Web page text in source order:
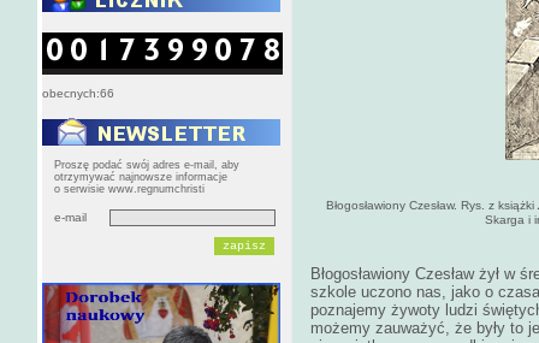
obecnych:66
Proszę podać swój adres e-mail, aby
otrzymywać najnowsze informacje
o serwisie www.regnumchristi
e-mail
Błogosławiony Czesław. Rys. z książki
Skarga i
Błogosławiony Czesław żył w
szkole uczono nas, jako o
poznajemy żywoty ludzi
możemy zauważyć, że były to